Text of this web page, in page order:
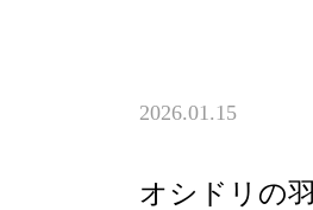
2026.01.15
オシドリの羽